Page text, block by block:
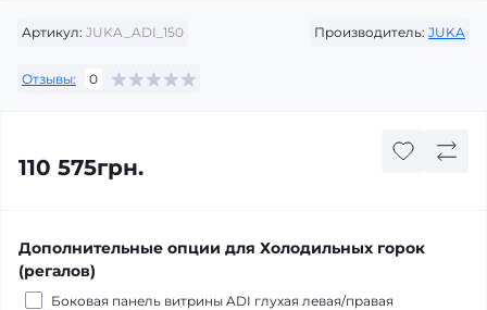
Артикул: JUKA_ADI_150 Производитель: JUKA
Отзывы: 0
110 575грн.
Дополнительные опции для Холодильных горок
(регалов)
Боковая панель витрины ADI глухая левая/правая